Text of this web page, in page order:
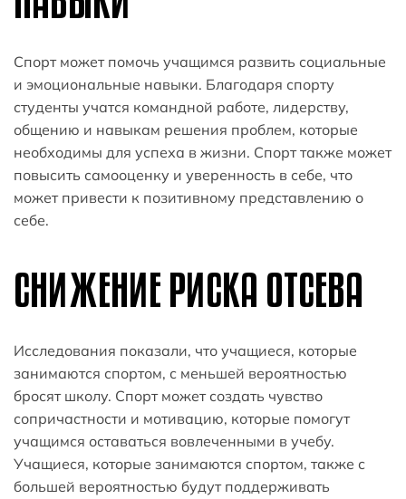
Спорт может помочь учащимся развить социальные
и эмоциональные навыки. Благодаря спорту
студенты учатся командной работе, лидерству,
общению и навыкам решения проблем, которые
необходимы для успеха в жизни. Спорт также может
повысить самооценку и уверенность в себе, что
может привести к позитивному представлению о
себе.
СНИЖЕНИЕ РИСКА ОТСЕВА
Исследования показали, что учащиеся, которые
занимаются спортом, с меньшей вероятностью
бросят школу. Спорт может создать чувство
сопричастности и мотивацию, которые помогут
учащимся оставаться вовлеченными в учебу.
Учащиеся, которые занимаются спортом, также с
большей вероятностью будут поддерживать